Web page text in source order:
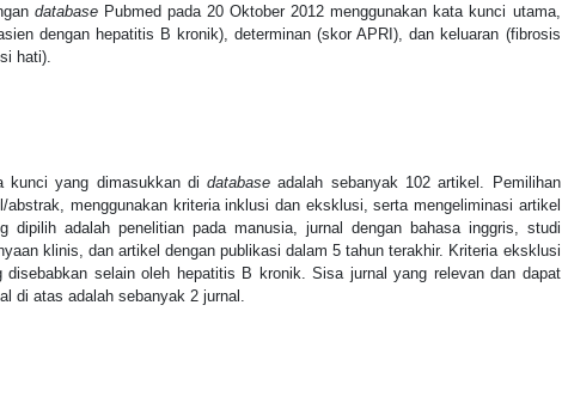
databasePubmed pada 20 Oktober 2012 menggunakan kata kunci utama,
dengan hepatitis B kronik), determinan (skor APRI), dan keluaran (fibrosis
hati).
kunci yang dimasukkan didatabase adalah sebanyak 102 artikel. Pemilihan
abstrak, menggunakan kriteria inklusi dan eksklusi, serta mengeliminasi artikel
dipilih adalah penelitian pada manusia, jurnal dengan bahasa inggris, studi
klinis, dan artikel dengan publikasi dalam 5 tahun terakhir. Kriteria eksklusi
selain oleh hepatitis B kronik. Sisa jurnal yang relevan dan dapat
di atas adalah sebanyak 2 jurnal.